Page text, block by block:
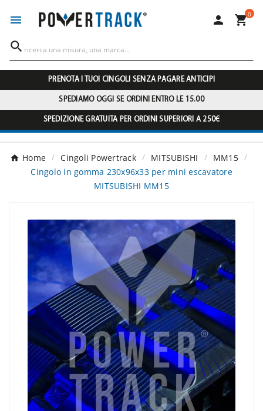
  0

PRENOTA I TUOI CINGOLI SENZA PAGARE ANTICIPI
SPEDIAMO OGGI SE ORDINI ENTRO LE 15.00
SPEDIZIONE GRATUITA PER ORDINI SUPERIORI A 250€
Home Cingoli Powertrack MITSUBISHI
MM15
Cingolo in gomma 230x96x33 per mini escavatore
MITSUBISHI MM15